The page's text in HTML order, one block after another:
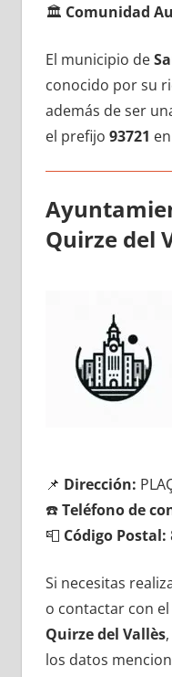
🏛️ Comunidad
El municipio dе
conocido pοr su
además dе ser
el prefijo 93721
Quirze del
📌 Dirección:
☎️Teléfono dе
📮 Código Postal:
Si necesitas
ο contactar сοn
Quirze del Vallès
los datos